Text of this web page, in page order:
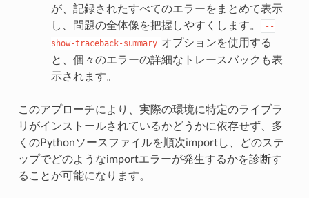
が、記録されたすべてのエラーをまとめて表示
し、問題の全体像を把握しやすくします。
--
show-traceback-summary オプションを使用する
と、個々のエラーの詳細なトレースバックも表
示されます。
このアプローチにより、実際の環境に特定のライブラ
リがインストールされているかどうかに依存せず、多
くのPythonソースファイルを順次importし、どのステ
ップでどのようなimportエラーが発生するかを診断す
ることが可能になります。